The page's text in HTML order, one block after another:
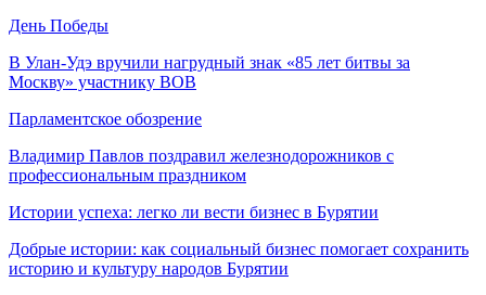
День Победы
В Улан-Удэ вручили нагрудный знак «85 лет битвы за
Москву» участнику ВОВ
Парламентское обозрение
Владимир Павлов поздравил железнодорожников с
профессиональным праздником
Истории успеха: легко ли вести бизнес в Бурятии
Добрые истории: как социальный бизнес помогает сохранить
историю и культуру народов Бурятии